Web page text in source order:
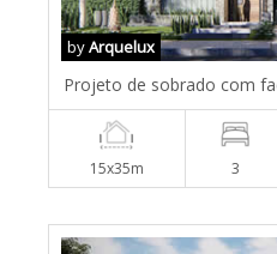
byArquelux
Projeto de sobrado com
15x35m 3